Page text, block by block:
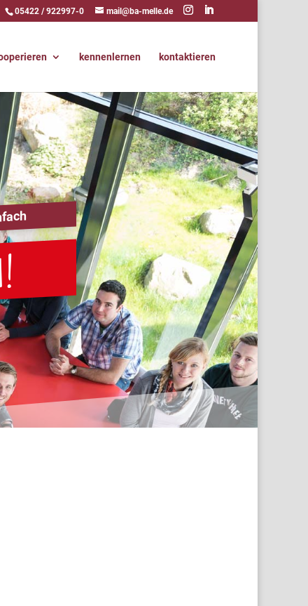
05422 / 922997-0 mail@ba-melle.de
kennenlernen kontaktieren